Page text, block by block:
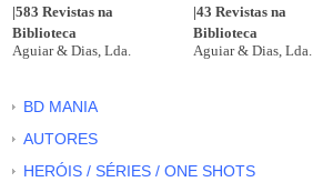
|583 Revistas na
Biblioteca
Aguiar & Dias, Lda.
|43 Revistas na
Biblioteca
Aguiar & Dias, Lda.
BD MANIA
AUTORES
HERÓIS / SÉRIES / ONE SHOTS